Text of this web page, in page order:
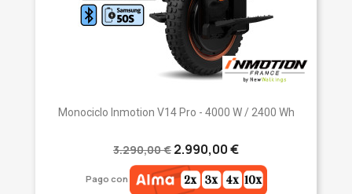
Monociclo Inmotion V14 Pro - 4000 W / 2400 Wh
3.290,00 € 2.990,00 €
Pago con